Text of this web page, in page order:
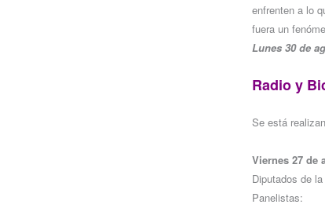
enfrenten a lo
fuera un
Lunes 30 de
Radio y
Se está
Viernes 27 de
Diputados de
Panelistas: